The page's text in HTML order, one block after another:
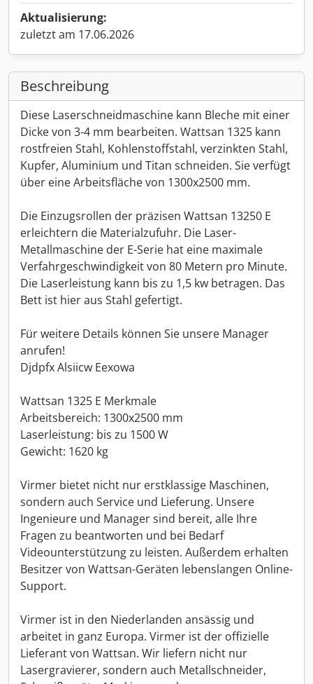
Aktualisierung:
zuletzt am 17.06.2026
Beschreibung
Diese Laserschneidmaschine kann Bleche mit einer
Dicke von 3-4 mm bearbeiten. Wattsan 1325 kann
rostfreien Stahl, Kohlenstoffstahl, verzinkten Stahl,
Kupfer, Aluminium und Titan schneiden. Sie verfügt
über eine Arbeitsfläche von 1300x2500 mm.
Die Einzugsrollen der präzisen Wattsan 13250 E
erleichtern die Materialzufuhr. Die Laser-
Metallmaschine der E-Serie hat eine maximale
Verfahrgeschwindigkeit von 80 Metern pro Minute.
Die Laserleistung kann bis zu 1,5 kw betragen. Das
Bett ist hier aus Stahl gefertigt.
Für weitere Details können Sie unsere Manager
anrufen!
Djdpfx Alsiicw Eexowa
Wattsan 1325 E Merkmale
Arbeitsbereich: 1300x2500 mm
Laserleistung: bis zu 1500 W
Gewicht: 1620 kg
Virmer bietet nicht nur erstklassige Maschinen,
sondern auch Service und Lieferung. Unsere
Ingenieure und Manager sind bereit, alle Ihre
Fragen zu beantworten und bei Bedarf
Videounterstützung zu leisten. Außerdem erhalten
Besitzer von Wattsan-Geräten lebenslangen Online-
Support.
Virmer ist in den Niederlanden ansässig und
arbeitet in ganz Europa. Virmer ist der offizielle
Lieferant von Wattsan. Wir liefern nicht nur
Lasergravierer, sondern auch Metallschneider,